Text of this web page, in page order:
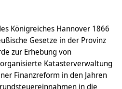
Königreiches Hannover 1866
Gesetze in der Provinz
zur Erhebung von
Katasterverwaltung
Finanzreform in den Jahren
in die